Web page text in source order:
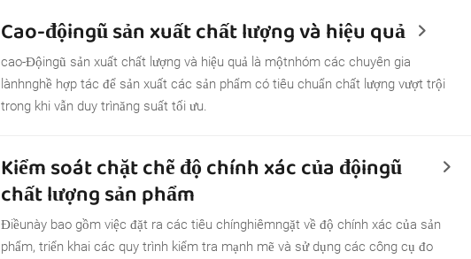
Cao-độingũ sản xuất chất lượng và hiệu quả
cao-Độingũ sản xuất chất lượng và hiệu quả là mộtnhóm các chuyên gia
lànhnghề hợp tác để sản xuất các sản phẩm có tiêu chuẩn chất lượng vượt trội
trong khi vẫn duy trìnăng suất tối ưu.
Kiểm soát chặt chẽ độ chính xác của độingũ
chất lượng sản phẩm
Điềunày bao gồm việc đặt ra các tiêu chínghiêmngặt về độ chính xác của sản
phẩm, triển khai các quy trình kiểm tra mạnh mẽ và sử dụng các công cụ đo